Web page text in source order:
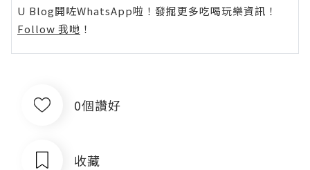
U Blog開咗WhatsApp啦！發掘更多吃喝玩樂資訊！
Follow 我哋 ！
0個讚好
收藏